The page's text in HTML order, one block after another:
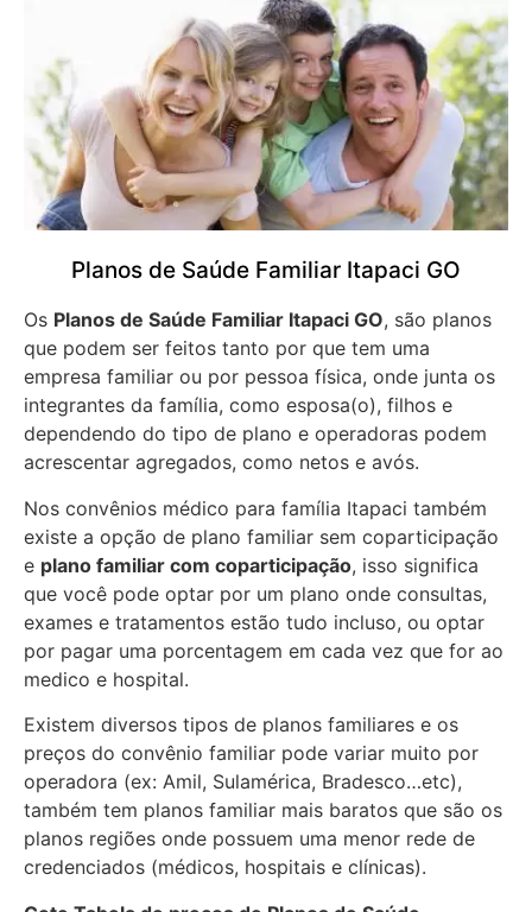
Planos de Saúde Familiar Itapaci GO
Os Planos de Saúde Familiar Itapaci GO, são planos
que podem ser feitos tanto por que tem uma
empresa familiar ou por pessoa física, onde junta os
integrantes da família, como esposa(o), filhos e
dependendo do tipo de plano e operadoras podem
acrescentar agregados, como netos e avós.
Nos convênios médico para família Itapaci também
existe a opção de plano familiar sem coparticipação
e plano familiar com coparticipação, isso significa
que você pode optar por um plano onde consultas,
exames e tratamentos estão tudo incluso, ou optar
por pagar uma porcentagem em cada vez que for ao
medico e hospital.
Existem diversos tipos de planos familiares e os
preços do convênio familiar pode variar muito por
operadora (ex: Amil, Sulamérica, Bradesco…etc),
também tem planos familiar mais baratos que são os
planos regiões onde possuem uma menor rede de
credenciados (médicos, hospitais e clínicas).